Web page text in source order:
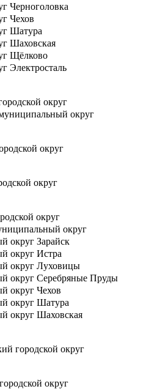
Черноголовка
Чехов
Шатура
Шаховская
Щёлково
Электросталь
округ
округ
округ
округ
округ
округ
округ Зарайск
округ Истра
округ Луховицы
округ Серебряные Пруды
округ Чехов
округ Шатура
округ Шаховская
городской округ
округ